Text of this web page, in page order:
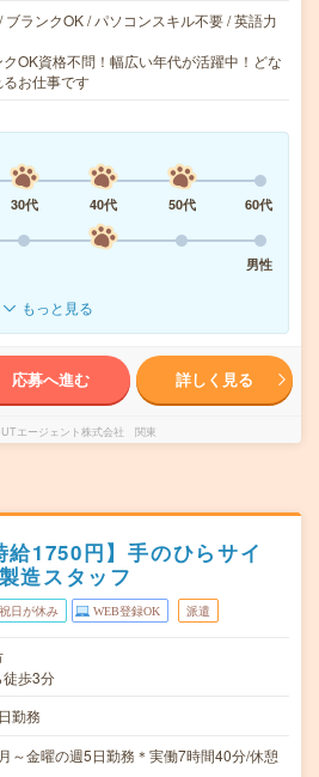
ブランクOK / パソコンスキル不要 / 英語力
OK資格不問！幅広い年代が活躍中！どな
お仕事です
30代 40代 50代
60代
男性
もっと見る
応募へ進む 詳しく見る
UTエージェント株式会社 関東
給1750円】手のひらサイ
造スタッフ
日が休み WEB登録OK 派遣
歩3分
勤務
～金曜の週5日勤務＊実働7時間40分/休憩